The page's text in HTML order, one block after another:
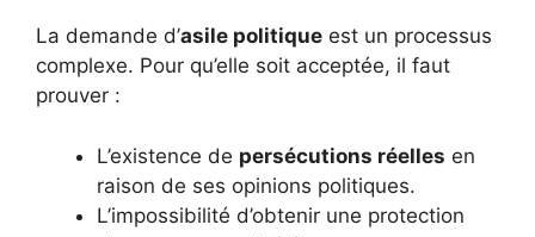
La demande d’asile politique est un processus
complexe. Pour qu’elle soit acceptée, il faut
prouver :
L’existence de persécutions réelles en
raison de ses opinions politiques.
L’impossibilité d’obtenir une protection